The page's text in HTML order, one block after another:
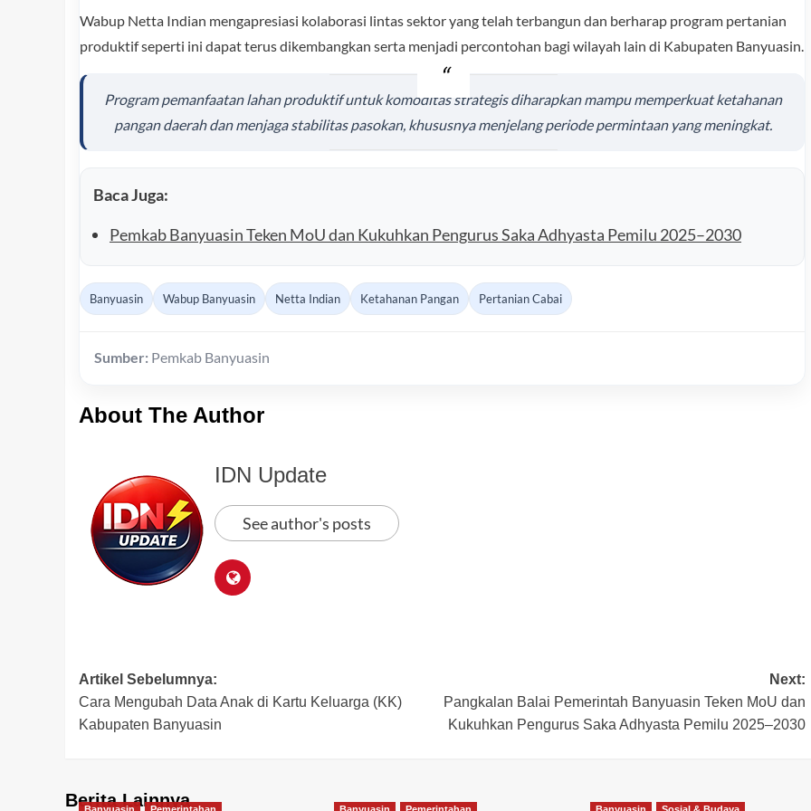
Wabup Netta Indian mengapresiasi kolaborasi lintas sektor yang telah terbangun dan berharap program pertanian
produktif seperti ini dapat terus dikembangkan serta menjadi percontohan bagi wilayah lain di Kabupaten Banyuasin.
Program pemanfaatan lahan produktif untuk komoditas strategis diharapkan mampu memperkuat ketahanan
pangan daerah dan menjaga stabilitas pasokan, khususnya menjelang periode permintaan yang meningkat.
Baca Juga:
Pemkab Banyuasin Teken MoU dan Kukuhkan Pengurus Saka Adhyasta Pemilu 2025–2030
Banyuasin Wabup Banyuasin Netta Indian Ketahanan Pangan Pertanian Cabai
Sumber: Pemkab Banyuasin
About The Author
IDN Update
See author's posts
Post
navigation
Artikel Sebelumnya:
Cara Mengubah Data Anak di Kartu Keluarga (KK)
Kabupaten Banyuasin
Next:
Pangkalan Balai Pemerintah Banyuasin Teken MoU dan
Kukuhkan Pengurus Saka Adhyasta Pemilu 2025–2030
Berita Lainnya